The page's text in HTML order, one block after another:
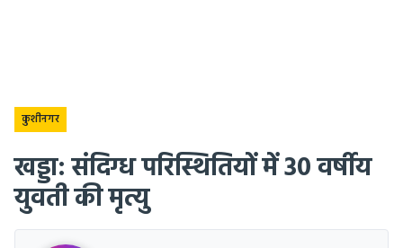
कुशीनगर
खड्डा: संदिग्ध परिस्थितियों में 30 वर्षीय
युवती की मृत्यु